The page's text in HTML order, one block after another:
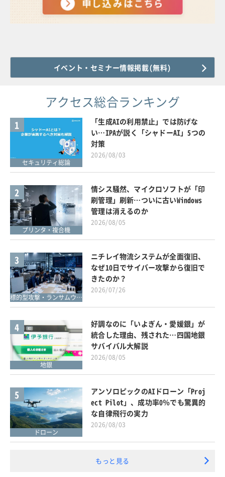
イベント・セミナー情報掲載(無料)
アクセス総合ランキング
1
セキュリティ総論
「生成AIの利用禁止」では防げな
い…IPAが説く「シャドーAI」5つの
対策
2026/08/03
2
プリンタ・複合機
情シス騒然、マイクロソフトが「印
刷管理」刷新…ついに古いWindows
管理は消えるのか
2026/08/05
3
標的型攻撃・ランサムウェア対策
ニチレイ物流システムが全面復旧、
なぜ10日でサイバー攻撃から復旧で
きたのか？
2026/07/26
4
地銀
好調なのに「いよぎん・愛媛銀」が
統合した理由、残された…四国地銀
サバイバル大解説
2026/08/05
5
ドローン
アンソロピックのAIドローン「Proj
ect Pilot」、成功率0％でも驚異的
な自律飛行の実力
2026/08/03
もっと見る